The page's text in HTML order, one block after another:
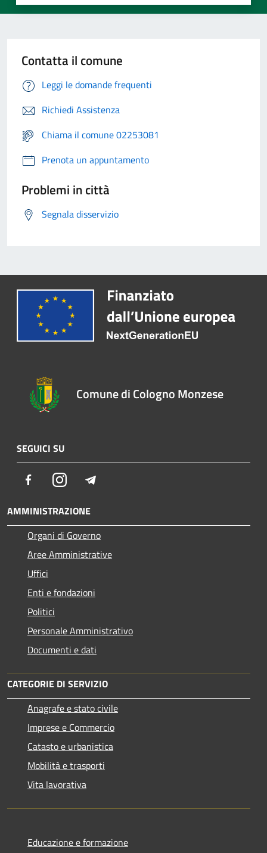
Contatta il comune
Leggi le domande frequenti
Richiedi Assistenza
Chiama il comune 02253081
Prenota un appuntamento
Problemi in città
Segnala disservizio
Comune di Cologno Monzese
SEGUICI SU
FacebookInstagram
AMMINISTRAZIONE
Organi di Governo
Aree Amministrative
Uffici
Enti e fondazioni
Politici
Personale Amministrativo
Documenti e dati
CATEGORIE DI SERVIZIO
Anagrafe e stato civile
Imprese e Commercio
Catasto e urbanistica
Mobilità e trasporti
Vita lavorativa
Educazione e formazione